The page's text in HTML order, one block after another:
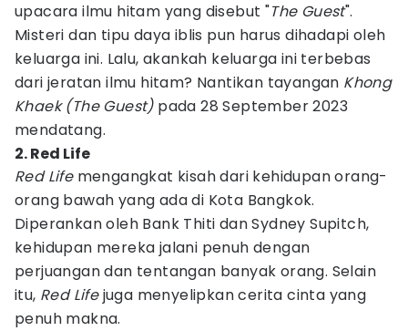
upacara ilmu hitam yang disebut "The Guest".
Misteri dan tipu daya iblis pun harus dihadapi oleh
keluarga ini. Lalu, akankah keluarga ini terbebas
dari jeratan ilmu hitam? Nantikan tayangan Khong
Khaek (The Guest)pada 28 September 2023
mendatang.
2. Red Life
Red Lifemengangkat kisah dari kehidupan orang-
orang bawah yang ada di Kota Bangkok.
Diperankan oleh Bank Thiti dan Sydney Supitch,
kehidupan mereka jalani penuh dengan
perjuangan dan tentangan banyak orang. Selain
itu, Red Lifejuga menyelipkan cerita cinta yang
penuh makna.